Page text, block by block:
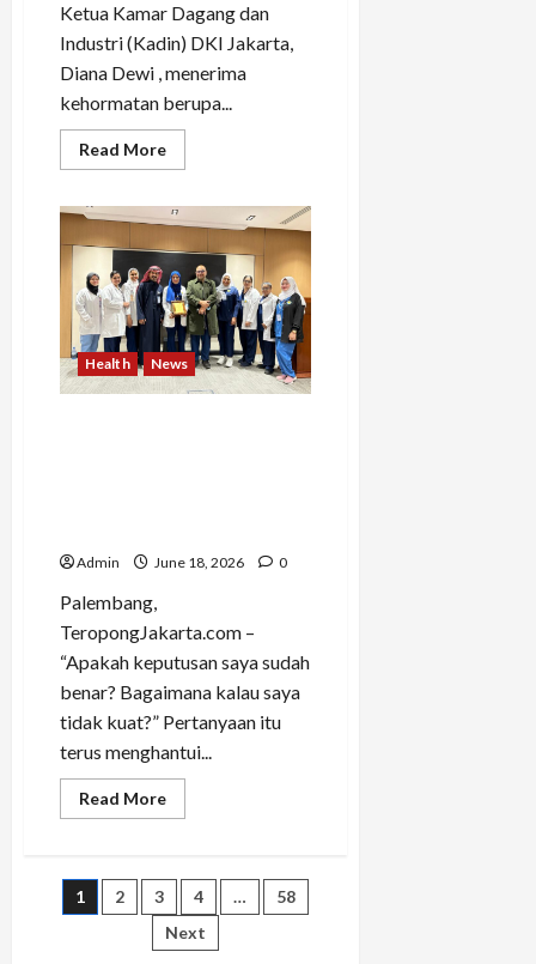
Ketua Kamar Dagang dan
Industri (Kadin) DKI Jakarta,
Diana Dewi , menerima
kehormatan berupa...
Read MoreRead
more
Dewi
Terima
Gelar
Bangsawan
KMT
dari
Keraton
Surakarta
Jelang
Malam
1
Suro
Health News
Admin June 18, 2026 0
Palembang,
TeropongJakarta.com –
“Apakah keputusan saya sudah
benar? Bagaimana kalau saya
tidak kuat?” Pertanyaan itu
terus menghantui...
Read MoreRead
more
dan
Culture
Shock,Tessa
Bidan
Asal
Posts
pagination
1 2 3 4 …
58
Next